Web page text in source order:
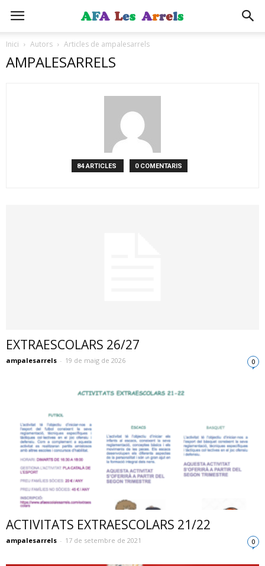
Inici Autors Articles de ampalesarrels
AMPALESARRELS
84 ARTICLES 0 COMENTARIS
EXTRAESCOLARS 26/27
ampalesarrels - 19 de maig de 2026 0
ACTIVITATS EXTRAESCOLARS 21/22
ampalesarrels - 17 de setembre de 2021 0